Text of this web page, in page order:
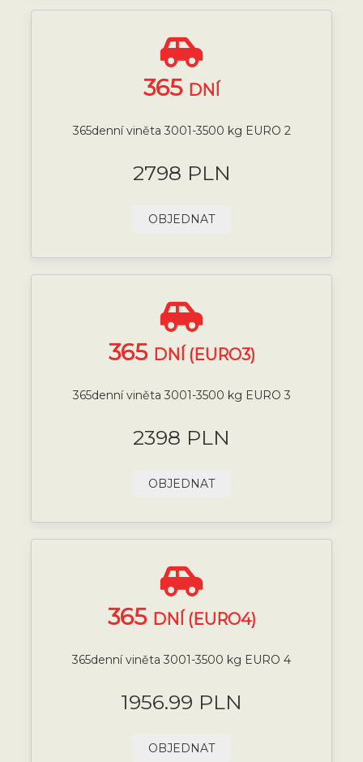
365 DNÍ
365denní viněta 3001-3500 kg EURO 2
2798 PLN
OBJEDNAT
365 DNÍ (EURO3)
365denní viněta 3001-3500 kg EURO 3
2398 PLN
OBJEDNAT
365 DNÍ (EURO4)
365denní viněta 3001-3500 kg EURO 4
1956.99 PLN
OBJEDNAT